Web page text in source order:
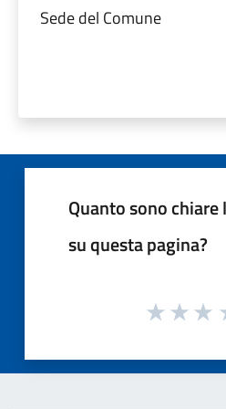
Sede del Comune
Quanto sono
su questa pagina?